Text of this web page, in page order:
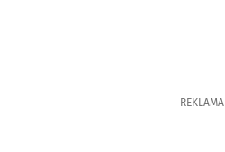
REKLAMA